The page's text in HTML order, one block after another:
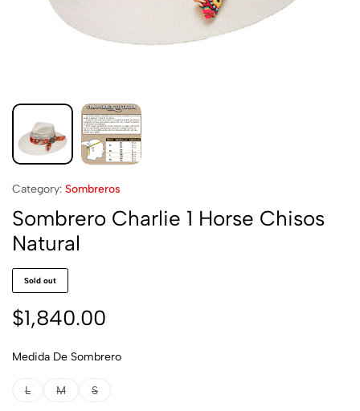
Category: Sombreros
Sombrero Charlie 1 Horse Chisos
Natural
Sold out
$1,840.00
Medida De Sombrero
L M S